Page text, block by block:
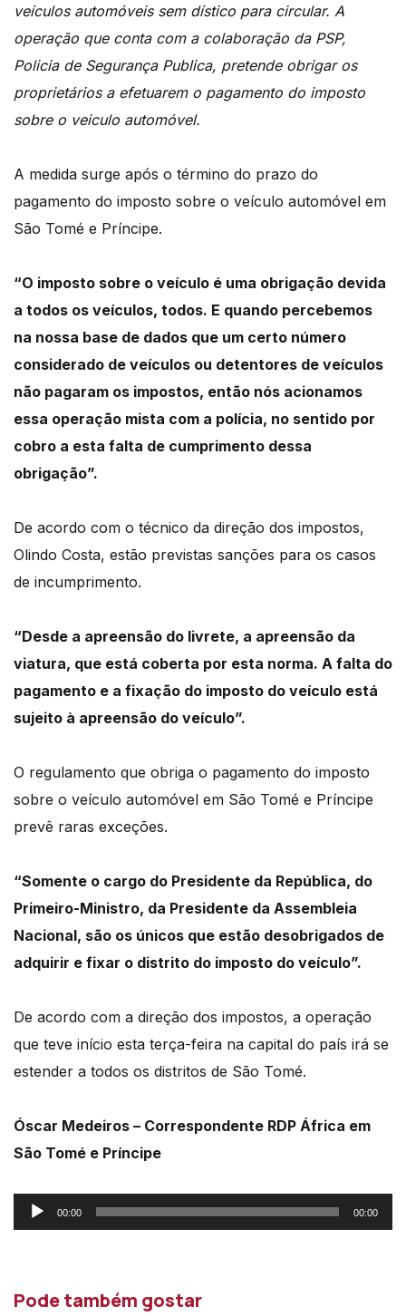
veículos automóveis sem dístico para circular. A
operação que conta com a colaboração da PSP,
Policia de Segurança Publica, pretende obrigar os
proprietários a efetuarem o pagamento do imposto
sobre o veiculo automóvel.
A medida surge após o término do prazo do
pagamento do imposto sobre o veículo automóvel em
São Tomé e Príncipe.
“O imposto sobre o veículo é uma obrigação devida
a todos os veículos, todos. E quando percebemos
na nossa base de dados que um certo número
considerado de veículos ou detentores de veículos
não pagaram os impostos, então nós acionamos
essa operação mista com a polícia, no sentido por
cobro a esta falta de cumprimento dessa
obrigação”.
De acordo com o técnico da direção dos impostos,
Olindo Costa, estão previstas sanções para os casos
de incumprimento.
“Desde a apreensão do livrete, a apreensão da
viatura, que está coberta por esta norma. A falta do
pagamento e a fixação do imposto do veículo está
sujeito à apreensão do veículo”.
O regulamento que obriga o pagamento do imposto
sobre o veículo automóvel em São Tomé e Príncipe
prevê raras exceções.
“Somente o cargo do Presidente da República, do
Primeiro-Ministro, da Presidente da Assembleia
Nacional, são os únicos que estão desobrigados de
adquirir e fixar o distrito do imposto do veículo”.
De acordo com a direção dos impostos, a operação
que teve início esta terça-feira na capital do país irá se
estender a todos os distritos de São Tomé.
Óscar Medeiros – Correspondente RDP África em
São Tomé e Príncipe
Reprodutor
de
00:00 00:00
Pode também gostar